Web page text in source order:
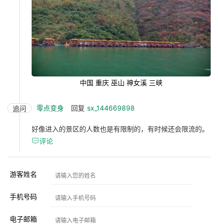
中国 重庆 巫山 神女溪 三峡
追问 零点变身 回复 sx_144669898
好像进入的景区的人数也是有限制的，有时候还会限流的。
评论
游客姓名
手机号码
电子邮箱